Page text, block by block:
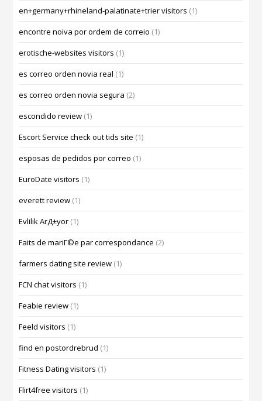
en+germany+rhineland-palatinate+trier visitors (1)
encontre noiva por ordem de correio (1)
erotische-websites visitors (1)
es correo orden novia real (1)
es correo orden novia segura (2)
escondido review (1)
Escort Service check out tids site (1)
esposas de pedidos por correo (1)
EuroDate visitors (1)
everett review (1)
Evlilik ArД±yor (1)
Faits de mariГ©e par correspondance (2)
farmers dating site review (1)
FCN chat visitors (1)
Feabie review (1)
Feeld visitors (1)
find en postordrebrud (1)
Fitness Dating visitors (1)
Flirt4free visitors (1)